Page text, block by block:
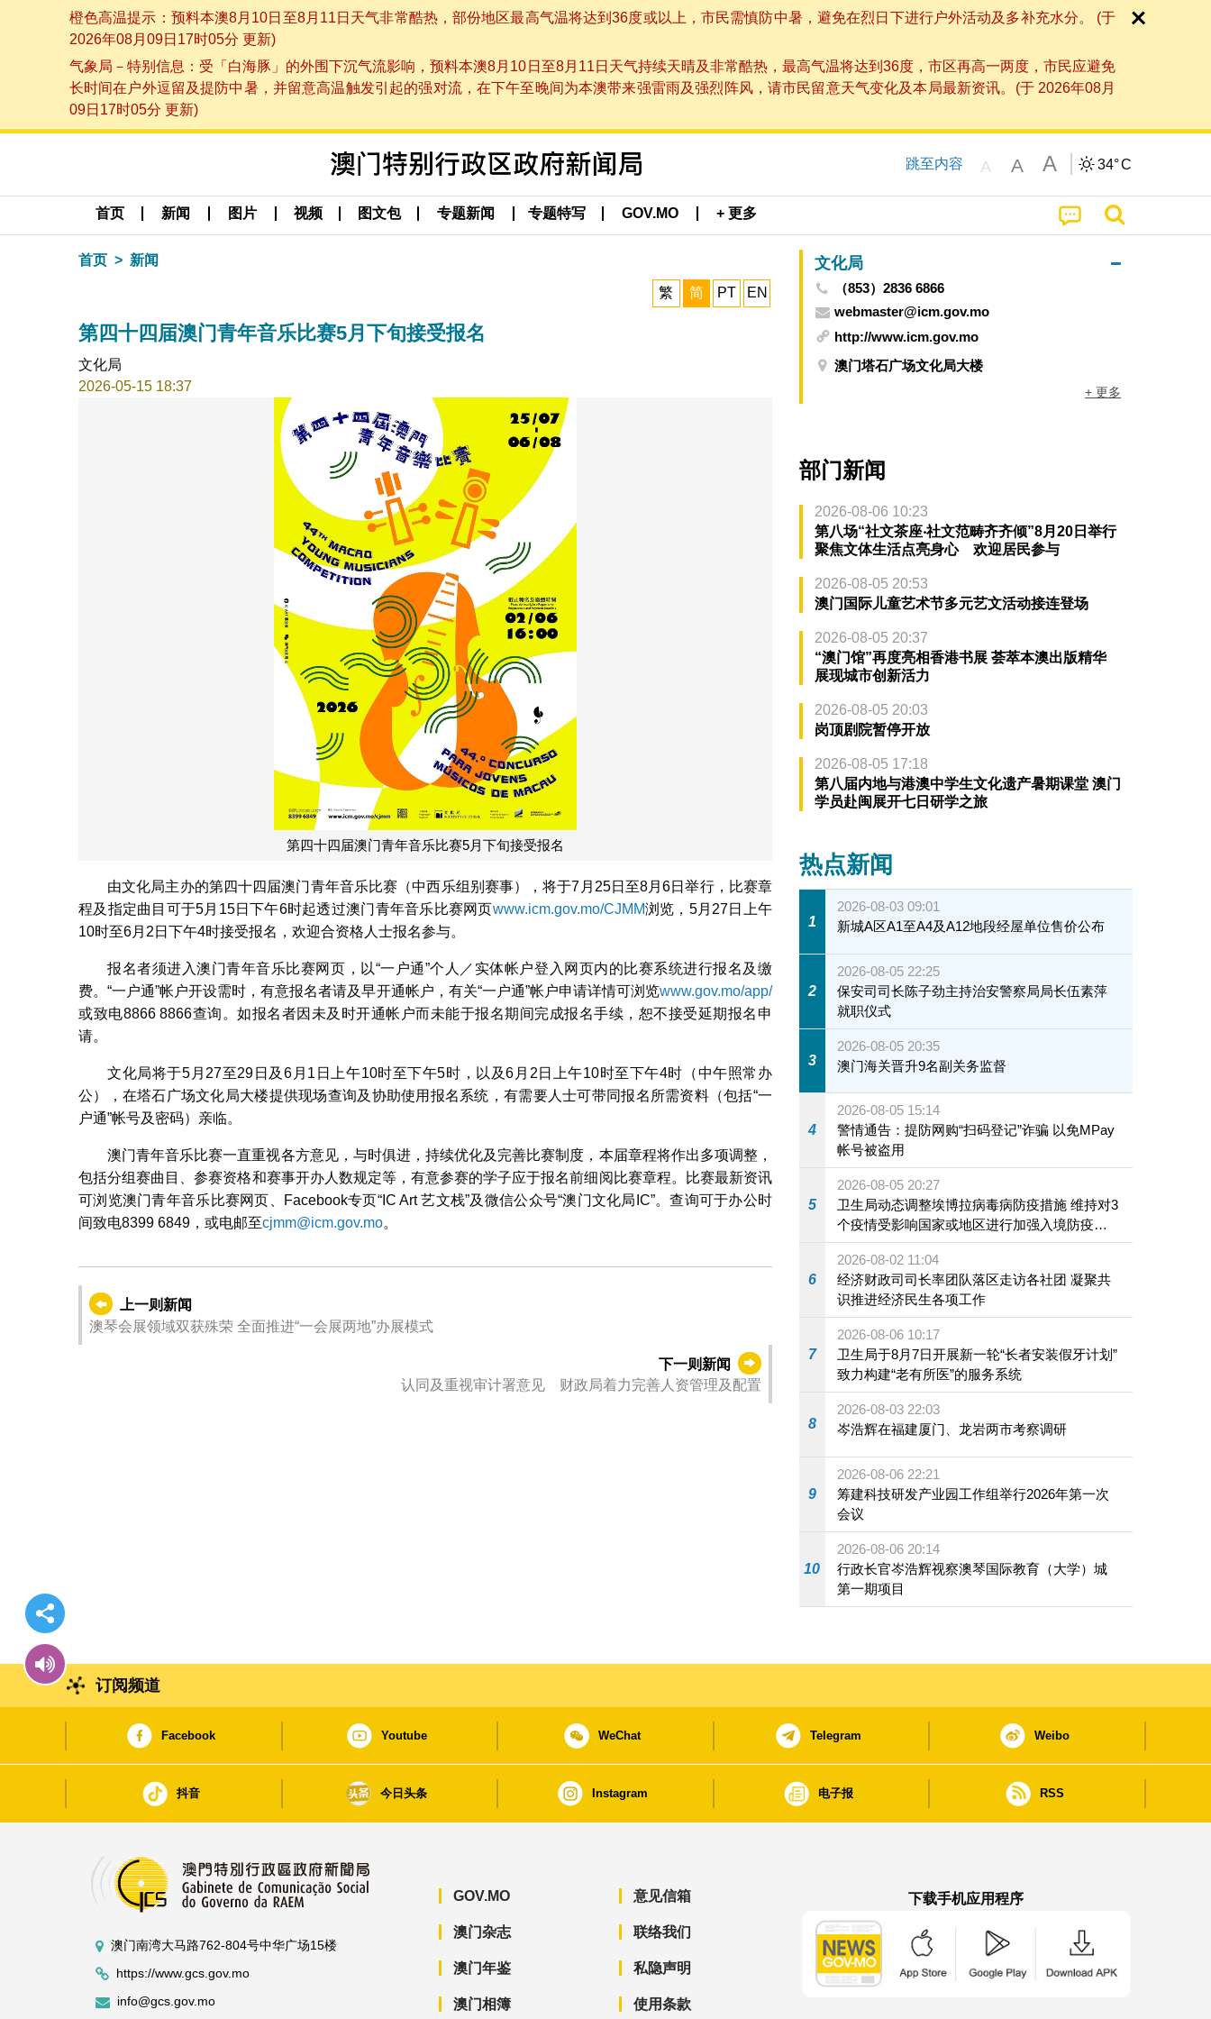
橙色高温提示：预料本澳8月10日至8月11日天气非常酷热，部份地区最高气温将达到36度或以上，市民需慎防中暑，避免在烈日下进行户外活动及多补充水分。 (于
2026年08月09日17时05分 更新)
气象局－特别信息：受「白海豚」的外围下沉气流影响，预料本澳8月10日至8月11日天气持续天晴及非常酷热，最高气温将达到36度，市区再高一两度，市民应避免
长时间在户外逗留及提防中暑，并留意高温触发引起的强对流，在下午至晚间为本澳带来强雷雨及强烈阵风，请市民留意天气变化及本局最新资讯。(于 2026年08月
09日17时05分 更新)
跳至内容 A A A 34°C
首页 新闻 图片 视频 图文包 专题新闻 专题特写 GOV.MO + 更多
首页 新闻
繁 简 PT EN
第四十四届澳门青年音乐比赛5月下旬接受报名
文化局
2026-05-15 18:37
第四十四届澳门青年音乐比赛5月下旬接受报名
由文化局主办的第四十四届澳门青年音乐比赛（中西乐组别赛事），将于7月25日至8月6日举行，比赛章
程及指定曲目可于5月15日下午6时起透过澳门青年音乐比赛网页www.icm.gov.mo/CJMM浏览，5月27日上午
10时至6月2日下午4时接受报名，欢迎合资格人士报名参与。
报名者须进入澳门青年音乐比赛网页，以“一户通”个人／实体帐户登入网页内的比赛系统进行报名及缴
费。“一户通”帐户开设需时，有意报名者请及早开通帐户，有关“一户通”帐户申请详情可浏览www.gov.mo/app/
或致电8866 8866查询。如报名者因未及时开通帐户而未能于报名期间完成报名手续，恕不接受延期报名申
请。
文化局将于5月27至29日及6月1日上午10时至下午5时，以及6月2日上午10时至下午4时（中午照常办
公），在塔石广场文化局大楼提供现场查询及协助使用报名系统，有需要人士可带同报名所需资料（包括“一
户通”帐号及密码）亲临。
澳门青年音乐比赛一直重视各方意见，与时俱进，持续优化及完善比赛制度，本届章程将作出多项调整，
包括分组赛曲目、参赛资格和赛事开办人数规定等，有意参赛的学子应于报名前细阅比赛章程。比赛最新资讯
可浏览澳门青年音乐比赛网页、Facebook专页“IC Art 艺文栈”及微信公众号“澳门文化局IC”。查询可于办公时
间致电8399 6849，或电邮至cjmm@icm.gov.mo。
上一则新闻
澳琴会展领域双获殊荣 全面推进“一会展两地”办展模式
下一则新闻
认同及重视审计署意见 财政局着力完善人资管理及配置
文化局
（853）2836 6866
webmaster@icm.gov.mo
http://www.icm.gov.mo
澳门塔石广场文化局大楼
+ 更多
部门新闻
2026-08-06 10:23
第八场“社文茶座‧社文范畴齐齐倾”8月20日举行
聚焦文体生活点亮身心 欢迎居民参与
2026-08-05 20:53
澳门国际儿童艺术节多元艺文活动接连登场
2026-08-05 20:37
“澳门馆”再度亮相香港书展 荟萃本澳出版精华
展现城市创新活力
2026-08-05 20:03
岗顶剧院暂停开放
2026-08-05 17:18
第八届内地与港澳中学生文化遗产暑期课堂 澳门
学员赴闽展开七日研学之旅
热点新闻
1
2026-08-03 09:01
新城A区A1至A4及A12地段经屋单位售价公布
2
2026-08-05 22:25
保安司司长陈子劲主持治安警察局局长伍素萍
就职仪式
3
2026-08-05 20:35
澳门海关晋升9名副关务监督
4
2026-08-05 15:14
警情通告：提防网购“扫码登记”诈骗 以免MPay
帐号被盗用
5
2026-08-05 20:27
卫生局动态调整埃博拉病毒病防疫措施 维持对3
个疫情受影响国家或地区进行加强入境防疫措
施
6
2026-08-02 11:04
经济财政司司长率团队落区走访各社团 凝聚共
识推进经济民生各项工作
7
2026-08-06 10:17
卫生局于8月7日开展新一轮“长者安装假牙计划”
致力构建“老有所医”的服务系统
8
2026-08-03 22:03
岑浩辉在福建厦门、龙岩两市考察调研
9
2026-08-06 22:21
筹建科技研发产业园工作组举行2026年第一次
会议
10
2026-08-06 20:14
行政长官岑浩辉视察澳琴国际教育（大学）城
第一期项目
订阅频道
Facebook Youtube WeChat Telegram Weibo
抖音 今日头条 Instagram 电子报 RSS
澳门南湾大马路762-804号中华广场15楼
https://www.gcs.gov.mo
info@gcs.gov.mo
GOV.MO
澳门杂志
澳门年鉴
澳门相簿
意见信箱
联络我们
私隐声明
使用条款
下载手机应用程序